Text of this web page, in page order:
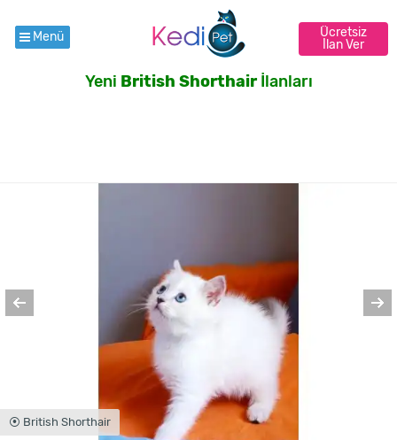
Menü
Ücretsiz
İlan Ver
Yeni British Shorthairİlanları
⦿ British Shorthair